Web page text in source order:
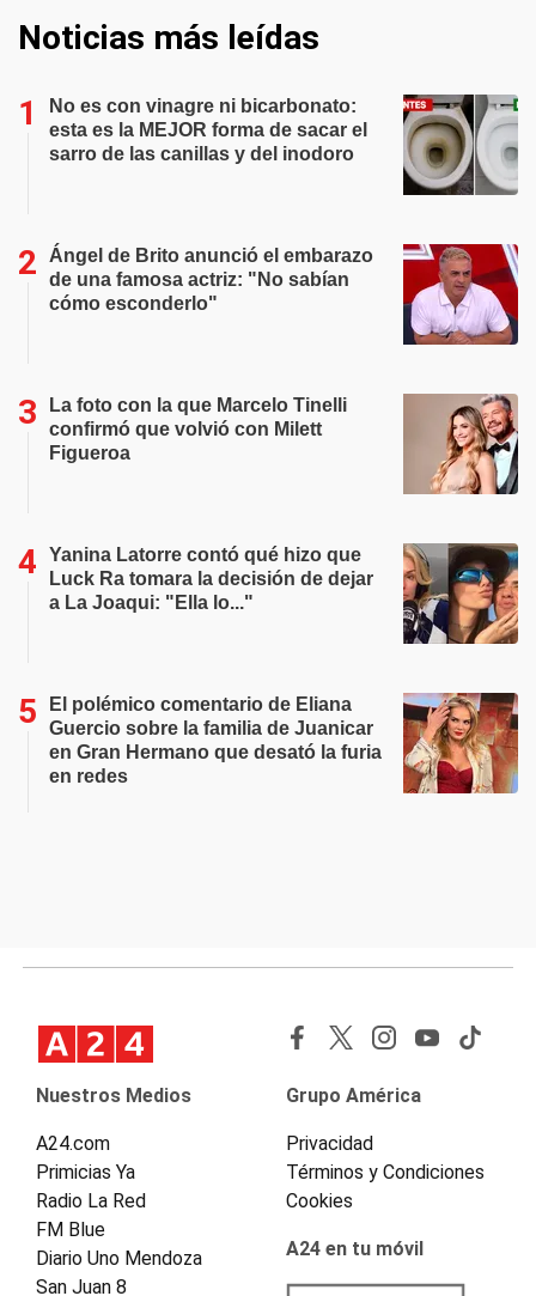
Noticias más leídas
No es con vinagre ni bicarbonato:
esta es la MEJOR forma de sacar el
sarro de las canillas y del inodoro
Ángel de Brito anunció el embarazo
de una famosa actriz: "No sabían
cómo esconderlo"
La foto con la que Marcelo Tinelli
confirmó que volvió con Milett
Figueroa
Yanina Latorre contó qué hizo que
Luck Ra tomara la decisión de dejar
a La Joaqui: "Ella lo..."
El polémico comentario de Eliana
Guercio sobre la familia de Juanicar
en Gran Hermano que desató la furia
en redes
Nuestros Medios
A24.com
Primicias Ya
Radio La Red
FM Blue
Diario Uno Mendoza
San Juan 8
Grupo América
Privacidad
Términos y Condiciones
Cookies
A24 en tu móvil